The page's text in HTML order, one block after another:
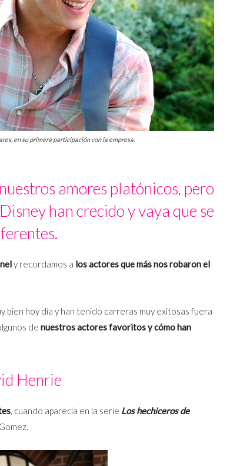
en su primera participación con la empresa.
amores platónicos, pero
han crecido y vaya que se
y recordamos a los actores que más nos robaron el
bien hoy día y han tenido carreras muy exitosas fuera
de nuestros actores favoritos y cómo han
Henrie
, cuando aparecía en la serie Los hechiceros de